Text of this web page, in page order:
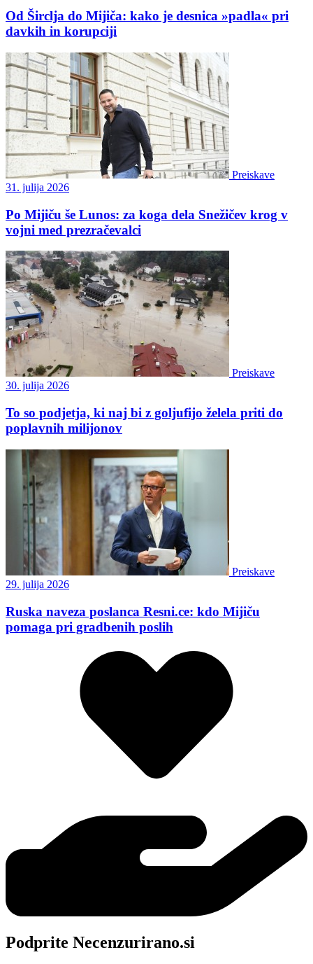
Od Širclja do Mijiča: kako je desnica »padla« pri
davkih in korupciji
Preiskave
31. julija 2026
Po Mijiču še Lunos: za koga dela Snežičev krog v
vojni med prezračevalci
Preiskave
30. julija 2026
To so podjetja, ki naj bi z goljufijo želela priti do
poplavnih milijonov
Preiskave
29. julija 2026
Ruska naveza poslanca Resni.ce: kdo Mijiču
pomaga pri gradbenih poslih
Podprite Necenzurirano.si